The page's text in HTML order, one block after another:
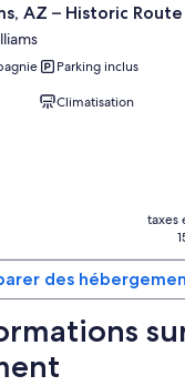
AZ – Historic
Parking inclus
Climatisation
taxes
des